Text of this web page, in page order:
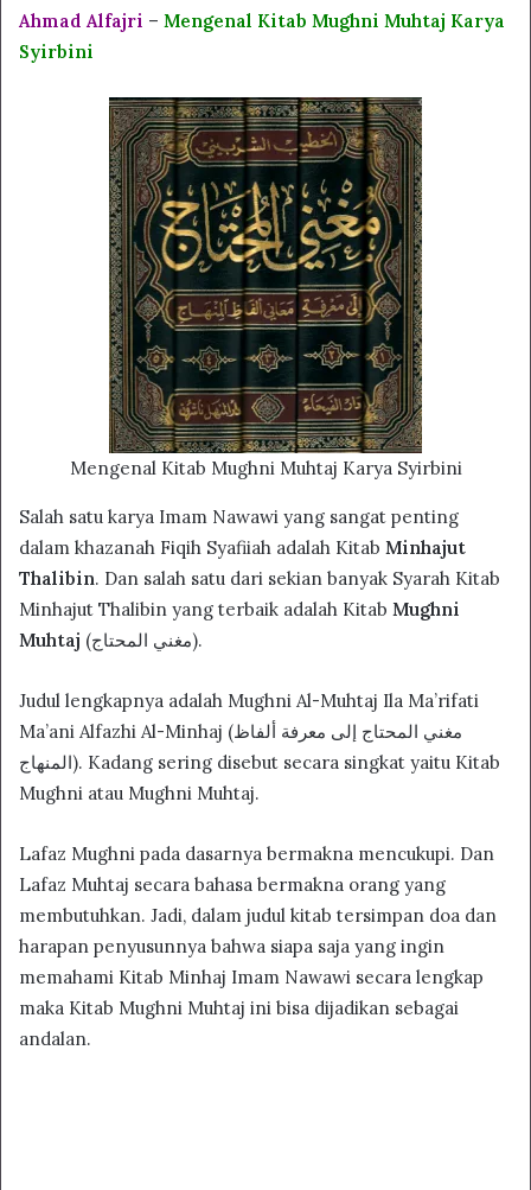
Ahmad Alfajri – Mengenal Kitab Mughni Muhtaj Karya
Syirbini
Mengenal Kitab Mughni Muhtaj Karya Syirbini
Salah satu karya Imam Nawawi yang sangat penting
dalam khazanah Fiqih Syafiiah adalah Kitab Minhajut
Thalibin. Dan salah satu dari sekian banyak Syarah Kitab
Minhajut Thalibin yang terbaik adalah Kitab Mughni
Muhtaj
(مغني المحتاج).
Judul lengkapnya adalah Mughni Al-Muhtaj Ila Ma’rifati
Ma’ani Alfazhi Al-Minhaj (مغني المحتاج إلى معرفة ألفاظ
المنهاج). Kadang sering disebut secara singkat yaitu Kitab
Mughni atau Mughni Muhtaj.
Lafaz Mughni pada dasarnya bermakna mencukupi. Dan
Lafaz Muhtaj secara bahasa bermakna orang yang
membutuhkan. Jadi, dalam judul kitab tersimpan doa dan
harapan penyusunnya bahwa siapa saja yang ingin
memahami Kitab Minhaj Imam Nawawi secara lengkap
maka Kitab Mughni Muhtaj ini bisa dijadikan sebagai
andalan.